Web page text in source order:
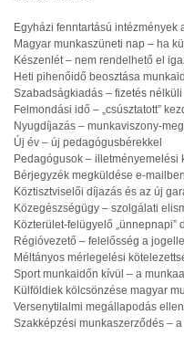
Egyházi fenntartású intézmények
Magyar munkaszüneti nap – ha
Készenlét – nem rendelhető el
Heti pihenőidő beosztása
Szabadságkiadás – fizetés
Felmondási idő – „csúsztatott”
Nyugdíjazás – munkaviszony-
Új év – új pedagógusbérekkel
Pedagógusok – illetményemelési
Bérjegyzék megküldése e-mailben
Köztisztviselői díjazás és az új
Közegészségügy – szolgálati
Közterület-felügyelő „ünnepnapi”
Régióvezető – felelősség a
Méltányos mérlegelési
Sport munkaidőn kívül – a
Külföldiek kölcsönzése magyar
Versenytilalmi megállapodás
Szakképzési munkaszerződés –